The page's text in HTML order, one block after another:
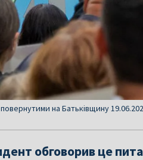
на Батьківщину
обговорив це